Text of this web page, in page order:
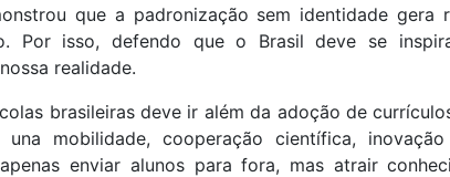
que a padronização sem identidade gera
Por isso, defendo que o Brasil deve se
realidade.
brasileiras deve ir além da adoção de
mobilidade, cooperação científica,
enviar alunos para fora, mas atrair